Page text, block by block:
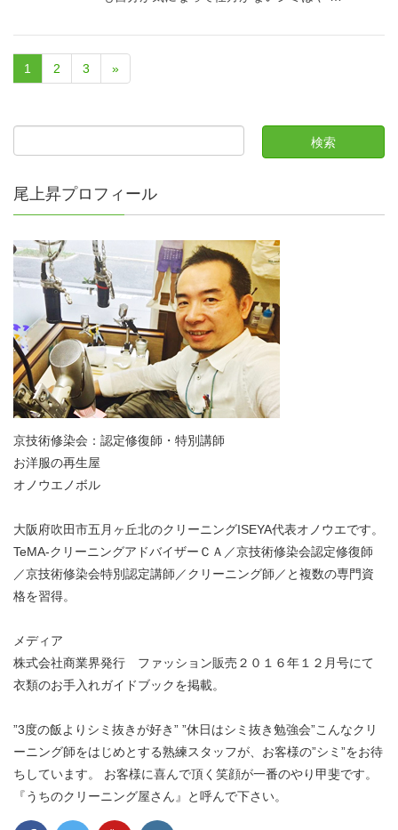
1 2 3 »
尾上昇プロフィール
京技術修染会：認定修復師・特別講師
お洋服の再生屋
オノウエノボル
大阪府吹田市五月ヶ丘北のクリーニングISEYA代表オノウエです。
TeMA-クリーニングアドバイザーＣＡ／京技術修染会認定修復師
／京技術修染会特別認定講師／クリーニング師／と複数の専門資
格を習得。
メディア
株式会社商業界発行 ファッション販売２０１６年１２月号にて
衣類のお手入れガイドブックを掲載。
”3度の飯よりシミ抜きが好き” ”休日はシミ抜き勉強会”こんなクリ
ーニング師をはじめとする熟練スタッフが、お客様の”シミ”をお待
ちしています。 お客様に喜んで頂く笑顔が一番のやり甲斐です。
『うちのクリーニング屋さん』と呼んで下さい。